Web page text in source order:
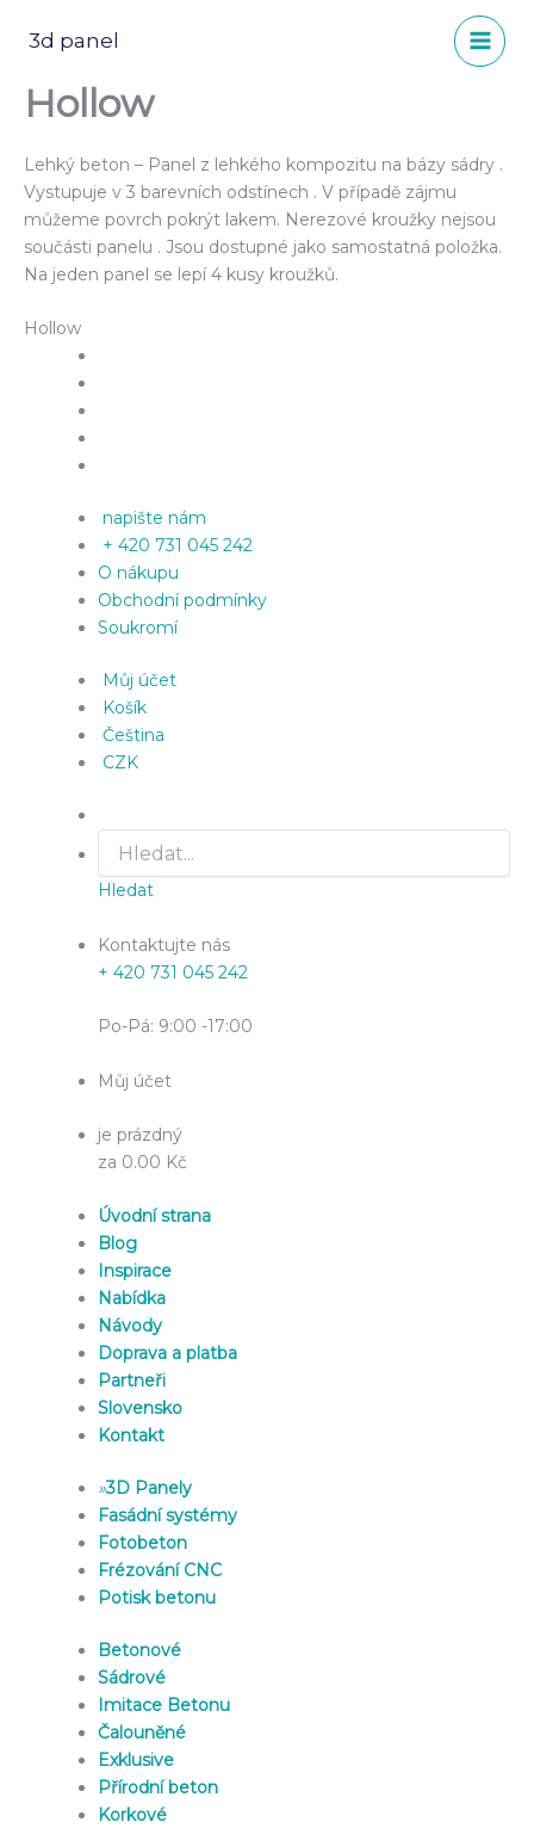
3d panel
Hollow
Lehký beton – Panel z lehkého kompozitu na bázy sádry .
Vystupuje v 3 barevních odstínech . V případě zájmu
můžeme povrch pokrýt lakem. Nerezové kroužky nejsou
součásti panelu . Jsou dostupné jako samostatná položka.
Na jeden panel se lepí 4 kusy kroužků.
Hollow
napište nám
+ 420 731 045 242
O nákupu
Obchodní podmínky
Soukromí
Můj účet
Košík
Čeština
CZK
Hledat
Kontaktujte nás
+ 420 731 045 242
Po-Pá: 9:00 -17:00
Můj účet
je prázdný
za 0.00 Kč
Úvodní strana
Blog
Inspirace
Nabídka
Návody
Doprava a platba
Partneři
Slovensko
Kontakt
»3D Panely
Fasádní systémy
Fotobeton
Frézování CNC
Potisk betonu
Betonové
Sádrové
Imitace Betonu
Čalouněné
Exklusive
Přírodní beton
Korkové